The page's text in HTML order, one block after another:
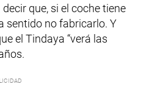
que, si el coche tiene
sentido no fabricarlo. Y
el Tindaya “verá las